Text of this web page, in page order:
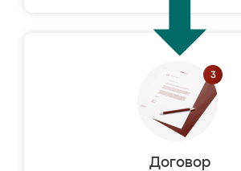
Договор